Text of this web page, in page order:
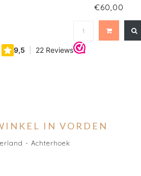
€60,00
IN VORDEN
- Achterhoek